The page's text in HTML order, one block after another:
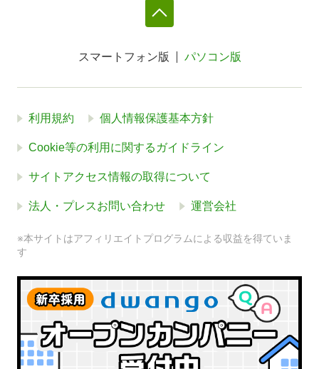
スマートフォン版 パソコン版
利用規約 個人情報保護基本方針
Cookie等の利用に関するガイドライン
サイトアクセス情報の取得について
法人・プレスお問い合わせ 運営会社
※本サイトはアフィリエイトプログラムによる収益を得ていま
す